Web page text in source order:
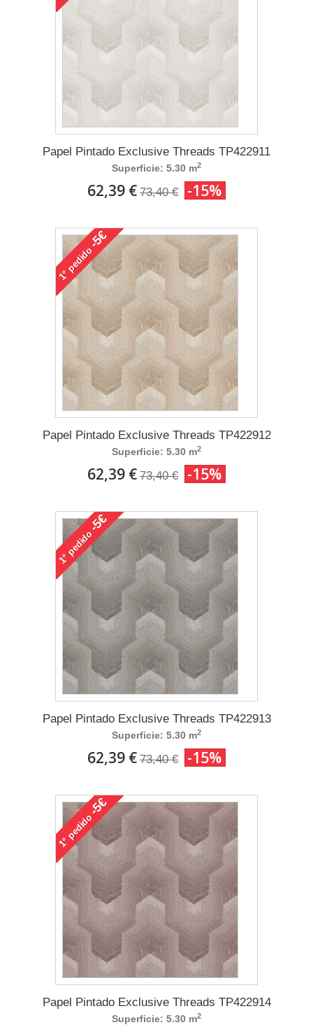
Papel Pintado Exclusive Threads TP422911
Superficie: 5.30 m2
62,39 € 73,40 € -15%
1°
pedido
-5€
Papel Pintado Exclusive Threads TP422912
Superficie: 5.30 m2
62,39 € 73,40 € -15%
1°
pedido
-5€
Papel Pintado Exclusive Threads TP422913
Superficie: 5.30 m2
62,39 € 73,40 € -15%
1°
pedido
-5€
Papel Pintado Exclusive Threads TP422914
Superficie: 5.30 m2